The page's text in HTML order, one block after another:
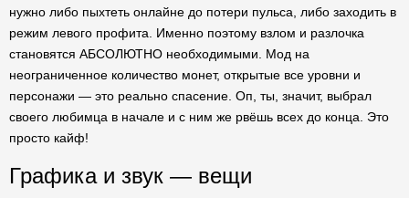
нужно либо пыхтеть онлайне до потери пульса, либо заходить в
режим левого профита. Именно поэтому взлом и разлочка
становятся АБСОЛЮТНО необходимыми. Мод на
неограниченное количество монет, открытые все уровни и
персонажи — это реально спасение. Оп, ты, значит, выбрал
своего любимца в начале и с ним же рвёшь всех до конца. Это
просто кайф!
Графика и звук — вещи